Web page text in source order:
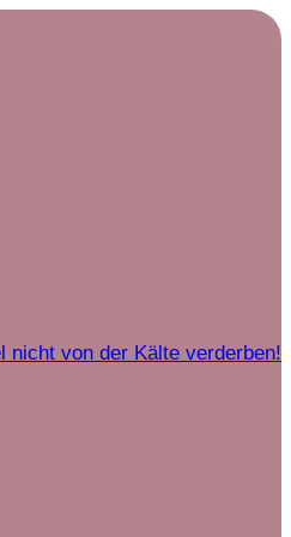
nicht von der Kälte verderben!